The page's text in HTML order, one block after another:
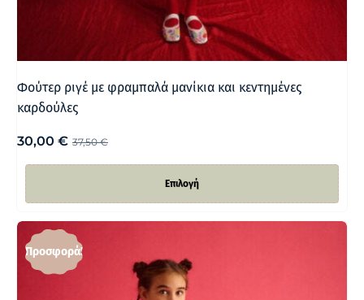
Φούτερ ριγέ με φραμπαλά μανίκια και κεντημένες
καρδούλες
37,50€
30,00 €
Επιλογή
Προσφορά!